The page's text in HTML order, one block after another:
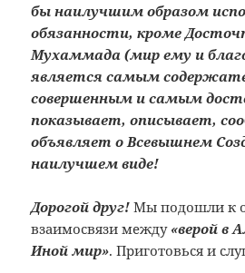
бы наилучшим образом
обязанности, кроме
Мухаммада (мир ему и
является самым
совершенным и самым
показывает, описывает,
объявляет о Всевышнем
наилучшем виде!
Дорогой друг! Мы подошли к
взаимосвязи между «верой в
Иной мир». Приготовься и